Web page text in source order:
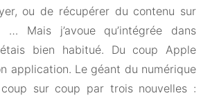
ou de récupérer du contenu sur
… Mais j’avoue qu’intégrée dans
bien habitué. Du coup Apple
application. Le géant du numérique
sur coup par trois nouvelles :